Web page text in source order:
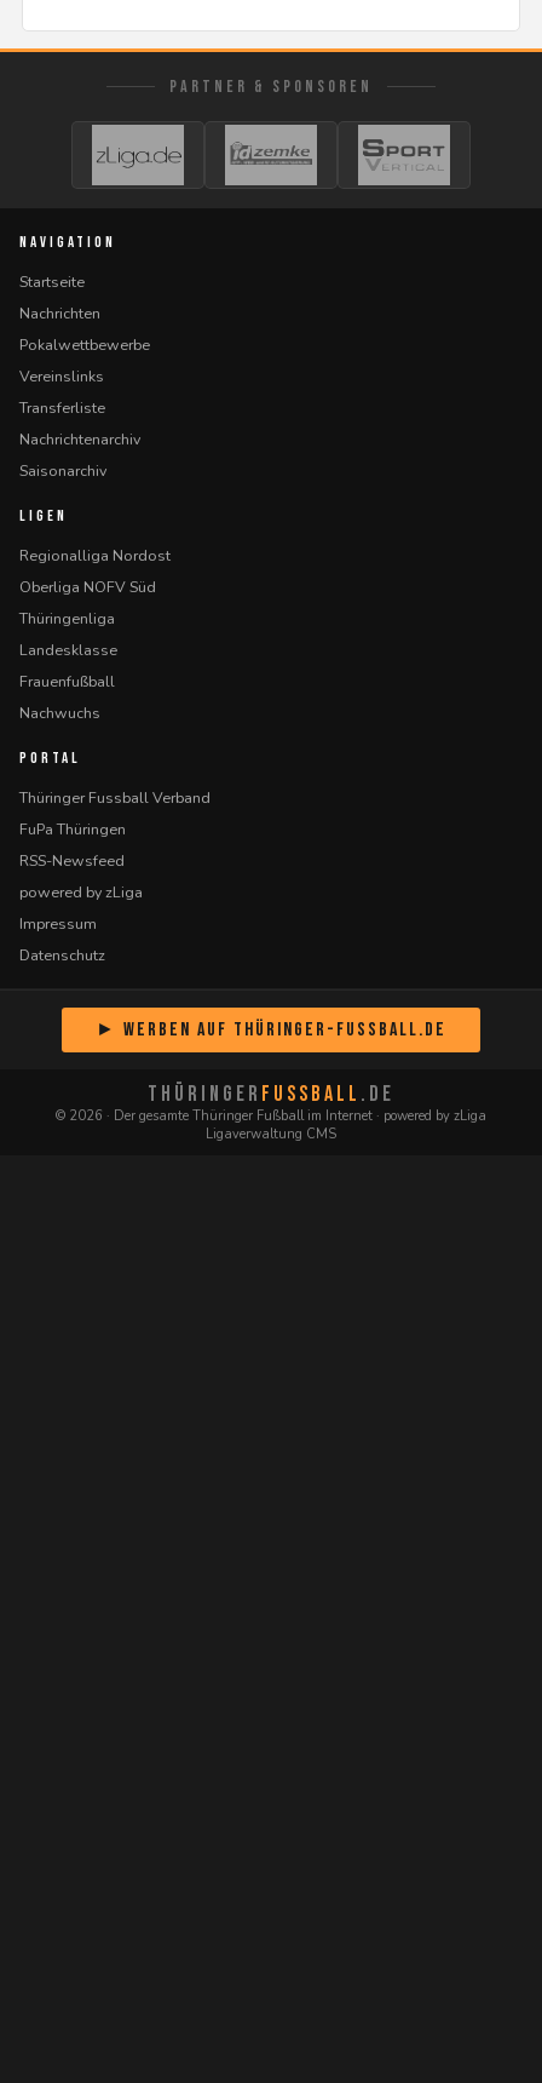
PARTNER & SPONSOREN
NAVIGATION
Startseite
Nachrichten
Pokalwettbewerbe
Vereinslinks
Transferliste
Nachrichtenarchiv
Saisonarchiv
LIGEN
Regionalliga Nordost
Oberliga NOFV Süd
Thüringenliga
Landesklasse
Frauenfußball
Nachwuchs
PORTAL
Thüringer Fussball Verband
FuPa Thüringen
RSS-Newsfeed
powered by zLiga
Impressum
Datenschutz
► Werben auf Thüringer-Fussball.de
THÜRINGER FUSSBALL .DE
© 2026 · Der gesamte Thüringer Fußball im Internet · powered by zLiga
Ligaverwaltung CMS